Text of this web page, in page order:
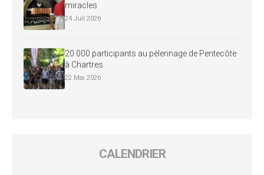
miracles
24 Juil 2026
20 000 participants au pèlerinage de Pentecôte
à Chartres
22 Mai 2026
CALENDRIER